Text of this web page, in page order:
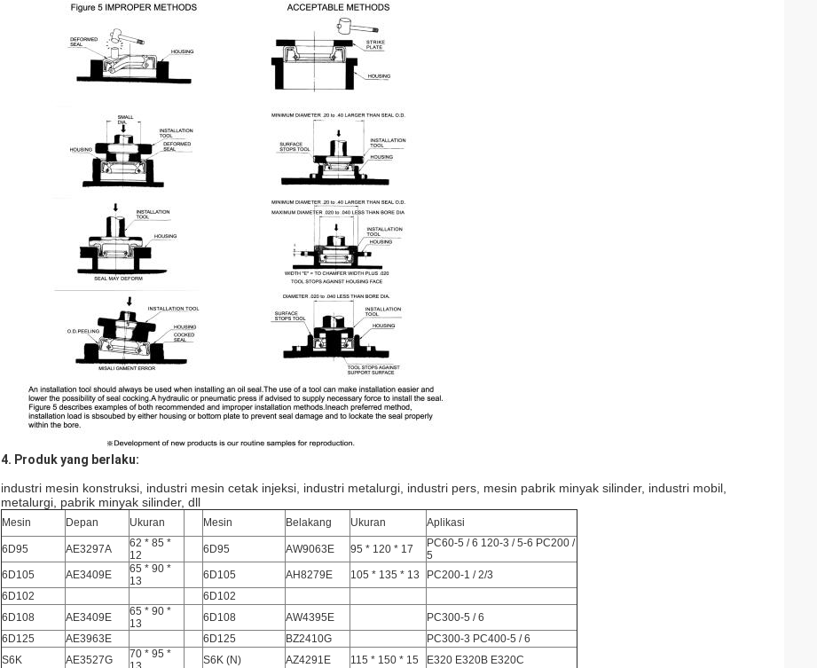
4. Produk yang berlaku:
industri mesin konstruksi, industri mesin cetak injeksi, industri metalurgi, industri pers, mesin pabrik minyak silinder, industri mobil,
metalurgi, pabrik minyak silinder, dll
Mesin Depan Ukuran Mesin Belakang Ukuran Aplikasi
6D95 AE3297A
62 * 85 *
12
6D95 AW9063E 95 * 120 * 17
PC60-5 / 6 120-3 / 5-6 PC200 /
5
6D105
AE3409E
65 * 90 *
13
6D105 AH8279E 105 * 135 * 13
PC200-1 / 2/3
6D102
6D102
6D108
AE3409E
65 * 90 *
13
6D108 AW4395E
PC300-5 / 6
6D125
AE3963E 6D125 BZ2410G
PC300-3 PC400-5 / 6
S6K
AE3527G
70 * 95 *
S6K (N) AZ4291E 115 * 150 * 15
E320 E320B E320C